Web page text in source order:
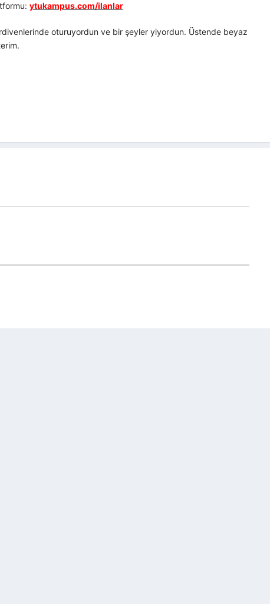
ytukampus.com/ilanlar
oturuyordun ve bir şeyler yiyordun. Üstende beyaz